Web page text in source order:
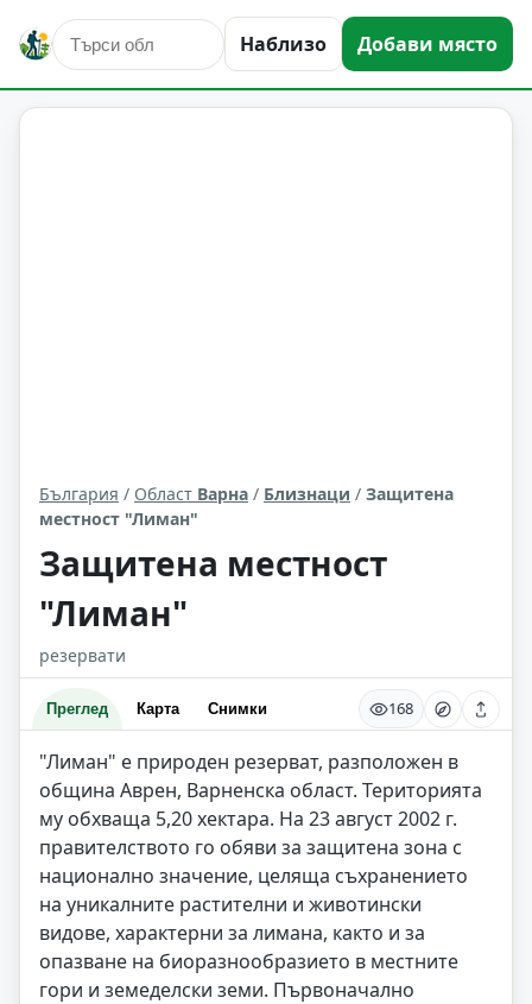
Наблизо Добави място
природни забележителности Близнаци Област: Варна
България / Област Варна / Близнаци / Защитена
местност "Лиман"
Защитена местност
"Лиман"
резервати
Преглед Карта Снимки 168
"Лиман" е природен резерват, разположен в
община Аврен, Варненска област. Територията
му обхваща 5,20 хектара. На 23 август 2002 г.
правителството го обяви за защитена зона с
национално значение, целяща съхранението
на уникалните растителни и животински
видове, характерни за лимана, както и за
опазване на биоразнообразието в местните
гори и земеделски земи. Първоначално